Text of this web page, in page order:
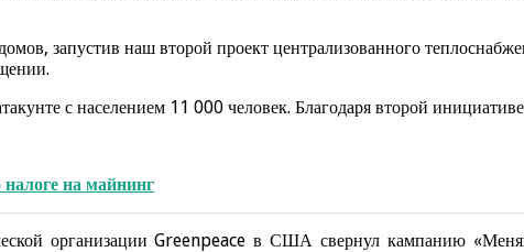
запустив наш второй проект централизованного
с населением 11 000 человек. Благодаря второй
на майнинг
организации Greenpeace в США свернул кампанию